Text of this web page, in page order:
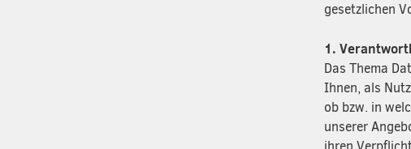
gesetzlichen
1.
Das Thema
Ihnen, als
ob bzw. in
unserer